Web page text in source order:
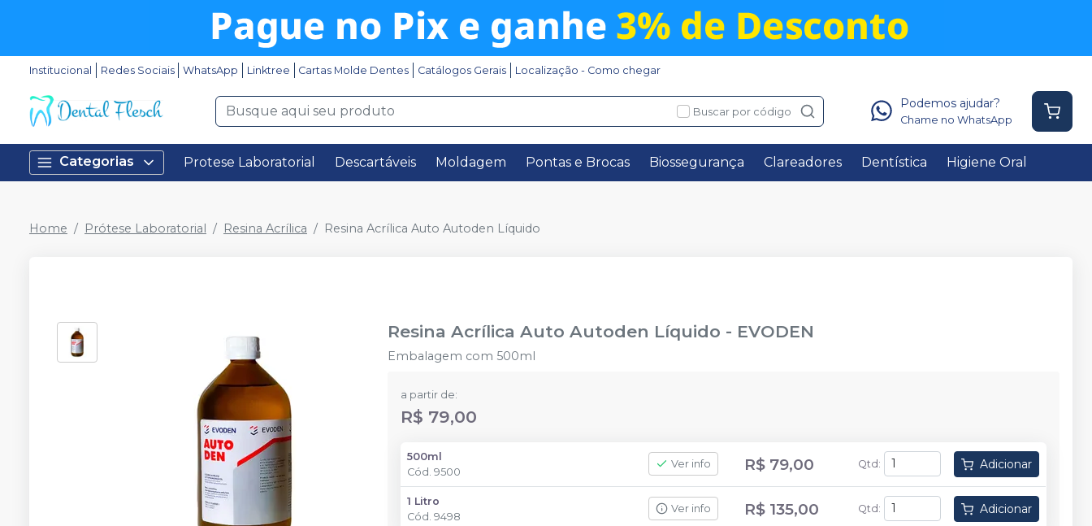
Institucional Redes Sociais WhatsApp Linktree Cartas Molde Dentes Catálogos Gerais Localização - Como chegar
Buscar por código
Podemos ajudar?
Chame no WhatsApp
Categorias Protese Laboratorial Descartáveis Moldagem Pontas e Brocas Biossegurança Clareadores Dentística Higiene Oral
Home Prótese Laboratorial Resina Acrílica Resina Acrílica Auto Autoden Líquido
Resina Acrílica Auto Autoden Líquido - EVODEN
Embalagem com 500ml
a partir de:
R$ 79,00
500ml
Cód.9500
Ver info R$ 79,00 Qtd : Adicionar
1 Litro
Cód.9498
Ver info R$ 135,00 Qtd : Adicionar